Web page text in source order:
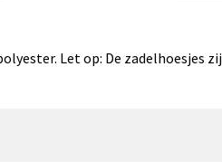
Let op: De zadelhoesjes